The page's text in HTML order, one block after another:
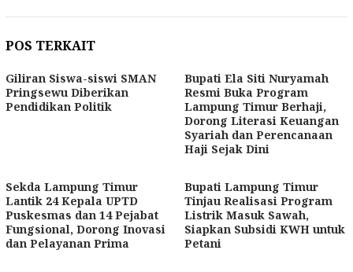
POS TERKAIT
Giliran Siswa-siswi SMAN
Pringsewu Diberikan
Pendidikan Politik
Bupati Ela Siti Nuryamah
Resmi Buka Program
Lampung Timur Berhaji,
Dorong Literasi Keuangan
Syariah dan Perencanaan
Haji Sejak Dini
Sekda Lampung Timur
Lantik 24 Kepala UPTD
Puskesmas dan 14 Pejabat
Fungsional, Dorong Inovasi
dan Pelayanan Prima
Bupati Lampung Timur
Tinjau Realisasi Program
Listrik Masuk Sawah,
Siapkan Subsidi KWH untuk
Petani